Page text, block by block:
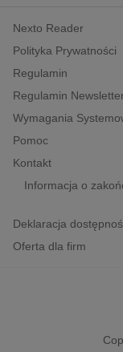
polityka,
inne
popularno-
historia
Nexto Reader
Polityka Prywatności
Regulamin
Regulamin
Wymagania
Pomoc
Kontakt
Informacja o
Deklaracja
Oferta dla firm